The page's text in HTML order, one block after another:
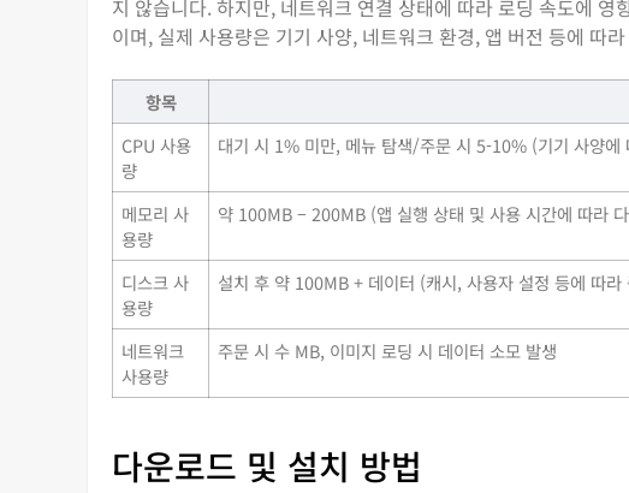
지 않습니다. 하지만, 네트워크 연결 상태에 따라 로딩 속도에
이며, 실제 사용량은 기기 사양, 네트워크 환경, 앱 버전 등에 따
항목
CPU 사용
량
대기 시 1% 미만, 메뉴 탐색/주문 시 5-10% (기기 사양에
메모리 사
용량
약 100MB – 200MB (앱 실행 상태 및 사용 시간에 따라
디스크 사
용량
설치 후 약 100MB + 데이터 (캐시, 사용자 설정 등에 따라
네트워크
사용량
주문 시 수 MB, 이미지 로딩 시 데이터 소모 발생
다운로드 및 설치 방법